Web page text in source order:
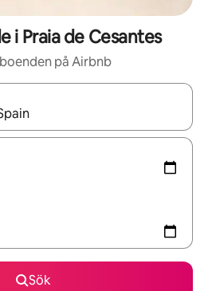
i Praia de Cesantes
på Airbnb
kan du navigera med upp- och
Sök